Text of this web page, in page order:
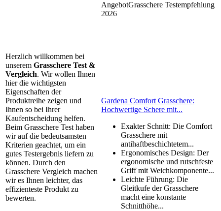
Herzlich willkommen bei
unserem Grasschere Test &
Vergleich. Wir wollen Ihnen
hier die wichtigsten
Eigenschaften der
Produktreihe zeigen und
Ihnen so bei Ihrer
Kaufentscheidung helfen.
Beim Grasschere Test haben
wir auf die bedeutsamsten
Kriterien geachtet, um ein
gutes Testergebnis liefern zu
können. Durch den
Grasschere Vergleich machen
wir es Ihnen leichter, das
effizienteste Produkt zu
bewerten.
AngebotGrasschere Testempfehlung
2026
Gardena Comfort Grasschere:
Hochwertige Schere mit...
Exakter Schnitt: Die Comfort
Grasschere mit
antihaftbeschichtetem...
Ergonomisches Design: Der
ergonomische und rutschfeste
Griff mit Weichkomponente...
Leichte Führung: Die
Gleitkufe der Grasschere
macht eine konstante
Schnitthöhe...